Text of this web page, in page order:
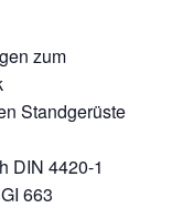
zum
Standgerüste
DIN 4420-1
663